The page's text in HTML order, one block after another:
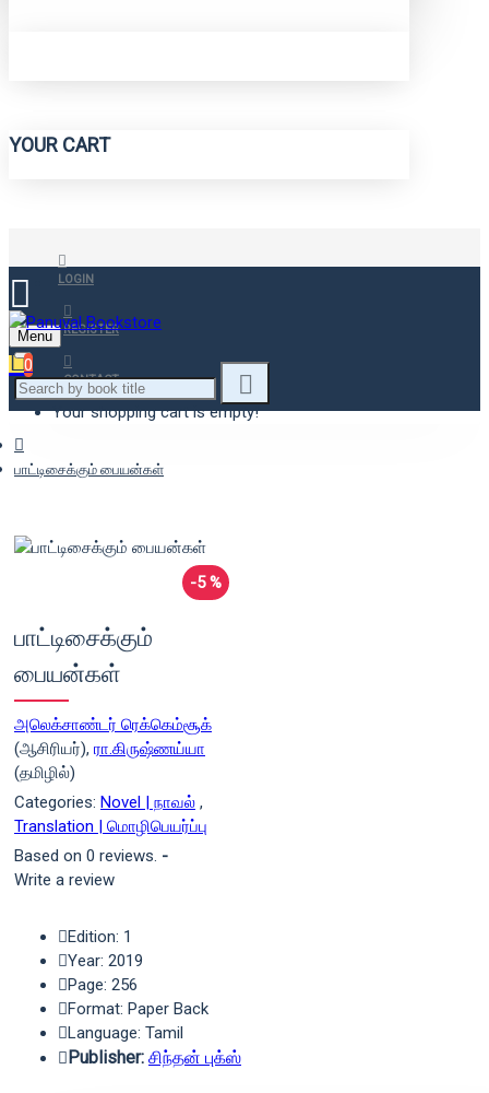
YOUR CART
LOGIN
REGISTER
CONTACT
Menu
0
Your shopping cart is empty!
பாட்டிசைக்கும் பையன்கள்
-5 %
பாட்டிசைக்கும்
பையன்கள்
அலெக்சாண்டர் ரெக்கெம்சூக்
(ஆசிரியர்), ரா.கிருஷ்ணய்யா
(தமிழில்)
Categories: Novel | நாவல் ,
Translation | மொழிபெயர்ப்பு
Based on 0 reviews. -
Write a review
Edition: 1
Year: 2019
Page: 256
Format: Paper Back
Language: Tamil
Publisher: சிந்தன் புக்ஸ்